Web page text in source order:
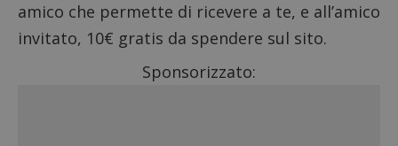
amico che permette di ricevere a te, e all’amico
invitato, 10€ gratis da spendere sul sito.
Sponsorizzato: